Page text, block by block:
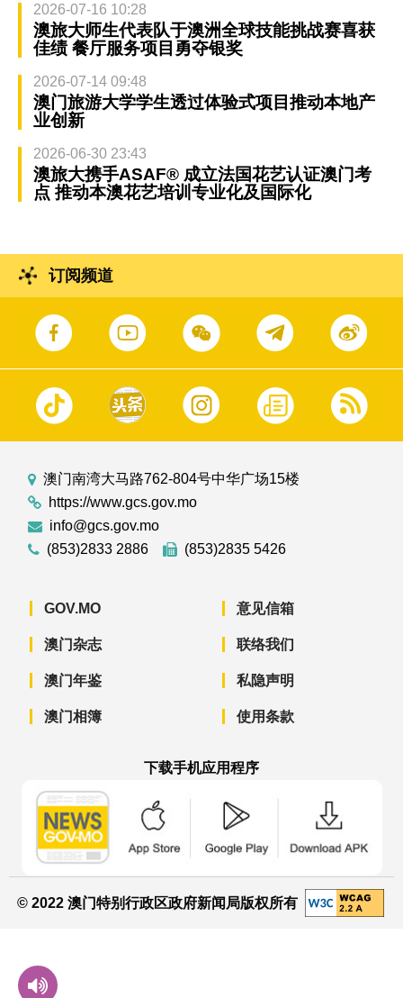
2026-07-16 10:28
澳旅大师生代表队于澳洲全球技能挑战赛喜获
佳绩 餐厅服务项目勇夺银奖
2026-07-14 09:48
澳门旅游大学学生透过体验式项目推动本地产
业创新
2026-06-30 23:43
澳旅大携手ASAF® 成立法国花艺认证澳门考
点 推动本澳花艺培训专业化及国际化
订阅频道
澳门南湾大马路762-804号中华广场15楼
https://www.gcs.gov.mo
info@gcs.gov.mo
(853)2833 2886
(853)2835 5426
GOV.MO
澳门杂志
澳门年鉴
澳门相簿
意见信箱
联络我们
私隐声明
使用条款
下载手机应用程序
© 2022 澳门特别行政区政府新闻局版权所有